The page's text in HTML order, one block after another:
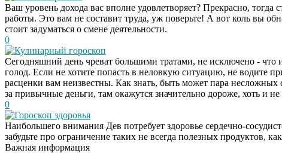
Ваш уровень дохода вас вполне удовлетворяет? Прекрасно, тогда
работы. Это вам не составит труда, уж поверьте! А вот коль вы
стоит задуматься о смене деятельности.
0
Кулинарный гороскоп
Сегодняшний день чреват большими тратами, не исключено - что
голод. Если не хотите попасть в неловкую ситуацию, не водите
расценки вам неизвестны. Как знать, быть может пара
за привычные деньги, там окажутся значительно дороже, хоть и не
0
Гороскоп здоровья
Наибольшего внимания Дев потребует здоровье сердечно-
забудьте про ограничение таких не всегда полезных продуктов,
Важная информация